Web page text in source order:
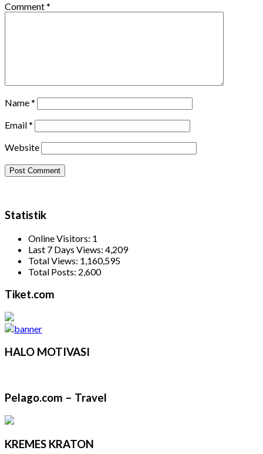
Comment*
Name*
Email*
Website
Statistik
Online Visitors: 1
Last 7 Days Views: 4,209
Total Views: 1,160,595
Total Posts: 2,600
Tiket.com
HALO MOTIVASI
Pelago.com – Travel
KREMES KRATON